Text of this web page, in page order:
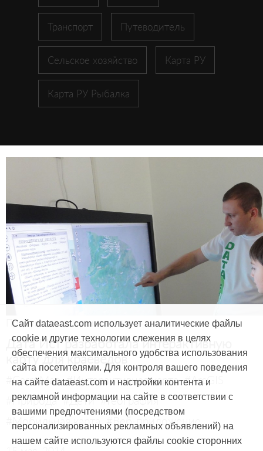
Транспорт Путеводитель
Сельское хозяйство Карта РУ
Карта РУ Рыбалка
Продукты и услуги
Дата Ист разработала интерактивную
карту для краеведов
#CarryMap #Интерактивная карта #ArcGIS
#Природа #Дети #География
#Мобильная карта #Веб-приложение
Сайт dataeast.com использует аналитические файлы
cookie и другие технологии слежения в целях
обеспечения максимального удобства использования
сайта посетителями. Для контроля вашего поведения
на сайте dataeast.com и настройки контента и
рекламной информации на сайте в соответствии с
вашими предпочтениями (посредством
персонализированных рекламных объявлений) на
нашем сайте используются файлы cookie сторонних